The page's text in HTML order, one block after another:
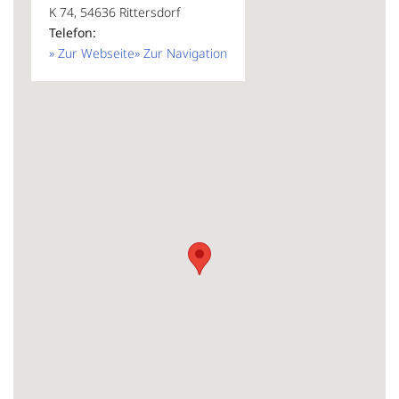
K 74, 54636 Rittersdorf
Telefon:
» Zur Navigation
» Zur Webseite